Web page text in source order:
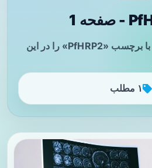
تازه‌ترین مطالب مرتبط با برچسب «PfHRP2» را در این
۱ مطلب